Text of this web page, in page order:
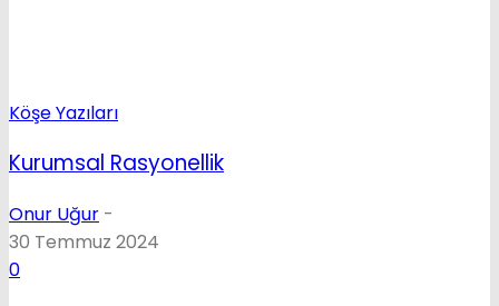
Köşe Yazıları
Kurumsal Rasyonellik
Onur Uğur -
30 Temmuz 2024
0